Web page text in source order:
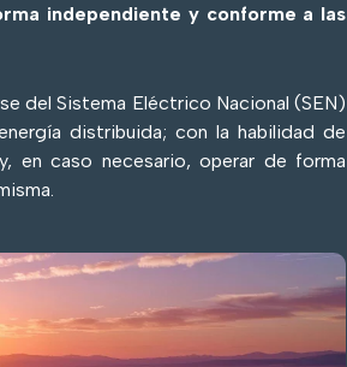
independiente y conforme a las
del Sistema Eléctrico Nacional (SEN)
distribuida; con la habilidad de
en caso necesario, operar de forma